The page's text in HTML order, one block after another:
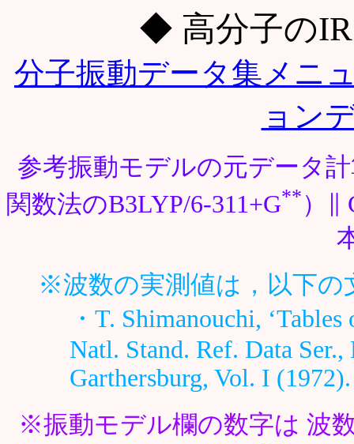
◆ 高分子の
分子振動データ集メニ
ョン
参考振動モデルの元データ
関数法のB3LYP/6-311+G** ）∥
※波数の実測値は，以下の
・T. Shimanouchi,
Natl. Stand. Ref. Data
Garthersburg, Vol. I (1972).
※振動モデル欄の数字は 波